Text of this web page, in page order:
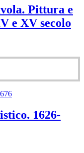
Pittura e
e XV secolo
1626-